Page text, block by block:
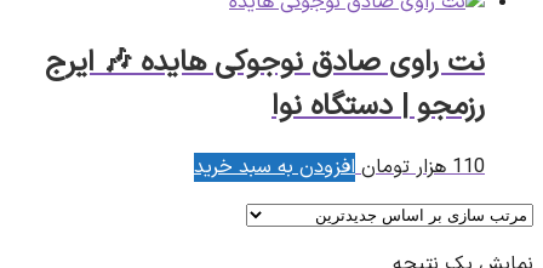
نت راوی صادق نوجوکی هایده 🎶 ایرج
رزمجو | دستگاه نوا
110 هزار تومان افزودن به سبد خرید